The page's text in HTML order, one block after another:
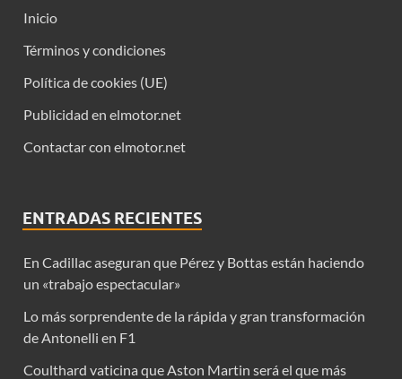
Inicio
Términos y condiciones
Política de cookies (UE)
Publicidad en elmotor.net
Contactar con elmotor.net
ENTRADAS RECIENTES
En Cadillac aseguran que Pérez y Bottas están haciendo
un «trabajo espectacular»
Lo más sorprendente de la rápida y gran transformación
de Antonelli en F1
Coulthard vaticina que Aston Martin será el que más